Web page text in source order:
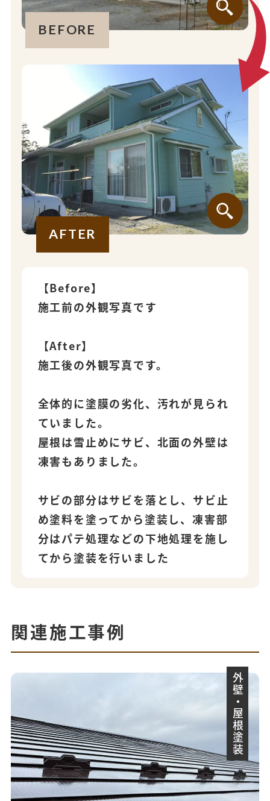
BEFORE
AFTER
【Before】
施工前の外観写真です
【After】
施工後の外観写真です。
全体的に塗膜の劣化、汚れが見られ
ていました。
屋根は雪止めにサビ、北面の外壁は
凍害もありました。
サビの部分はサビを落とし、サビ止
め塗料を塗ってから塗装し、凍害部
分はパテ処理などの下地処理を施し
てから塗装を行いました
関連施工事例
外壁・屋根塗装